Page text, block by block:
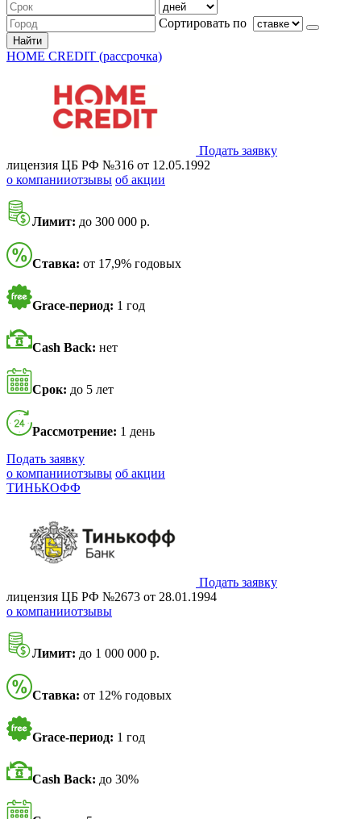
Сортировать по
Найти
HOME CREDIT (рассрочка)
Подать заявку
лицензия ЦБ РФ №316 от 12.05.1992
о компанииотзывы об акции
Лимит: до 300 000 р.
Ставка: от 17,9% годовых
Grace-период: 1 год
Cash Back: нет
Срок: до 5 лет
Рассмотрение: 1 день
Подать заявку
о компанииотзывы об акции
ТИНЬКОФФ
Подать заявку
лицензия ЦБ РФ №2673 от 28.01.1994
о компанииотзывы
Лимит: до 1 000 000 р.
Ставка: от 12% годовых
Grace-период: 1 год
Cash Back: до 30%